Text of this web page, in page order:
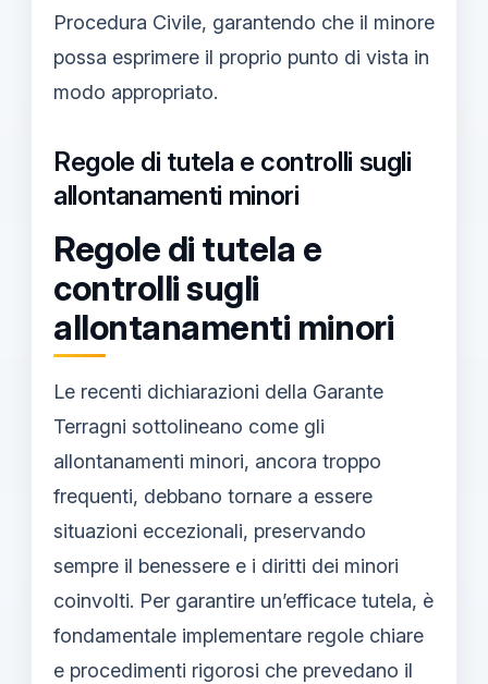
Procedura Civile, garantendo che il minore
possa esprimere il proprio punto di vista in
modo appropriato.
Regole di tutela e controlli sugli
allontanamenti minori
Regole di tutela e
controlli sugli
allontanamenti minori
Le recenti dichiarazioni della Garante
Terragni sottolineano come gli
allontanamenti minori, ancora troppo
frequenti, debbano tornare a essere
situazioni eccezionali, preservando
sempre il benessere e i diritti dei minori
coinvolti. Per garantire un’efficace tutela, è
fondamentale implementare regole chiare
e procedimenti rigorosi che prevedano il